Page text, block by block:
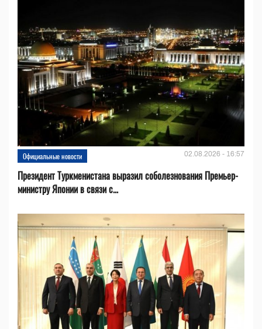
Официальные новости 02.08.2026 - 16:57
Президент Туркменистана выразил соболезнования Премьер-
министру Японии в связи с...